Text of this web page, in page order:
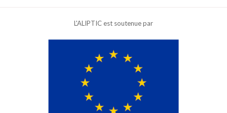
L'ALIPTIC est soutenue par